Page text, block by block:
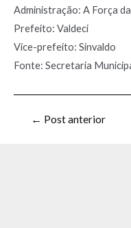
Administração: A Força
Prefeito: Valdeci
Vice-prefeito: Sinvaldo
Fonte: Secretaria
← Post anterior